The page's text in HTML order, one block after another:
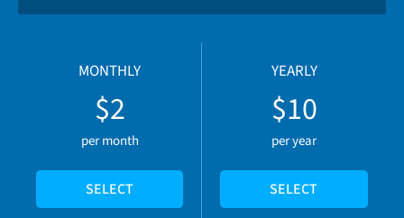
MONTHLY
$2
per month
SELECT
YEARLY
$10
per year
SELECT